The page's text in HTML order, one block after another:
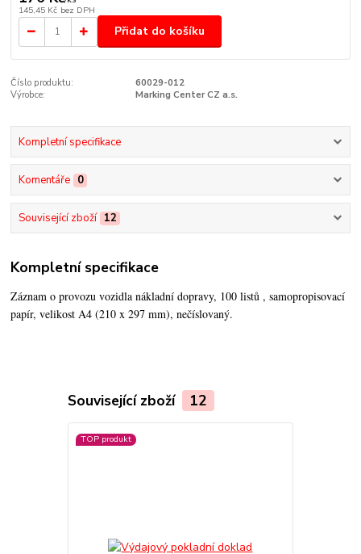
145,45 Kč bez DPH
Přidat do košíku
Číslo produktu:
60029-012
Výrobce:
Marking Center CZ a.s.
Kompletní specifikace
Komentáře 0
Související zboží 12
Kompletní specifikace
Záznam o provozu vozidla nákladní dopravy, 100 listů , samopropisovací
papír, velikost A4 (210 x 297 mm), nečíslovaný.
Související zboží 12
TOP produkt